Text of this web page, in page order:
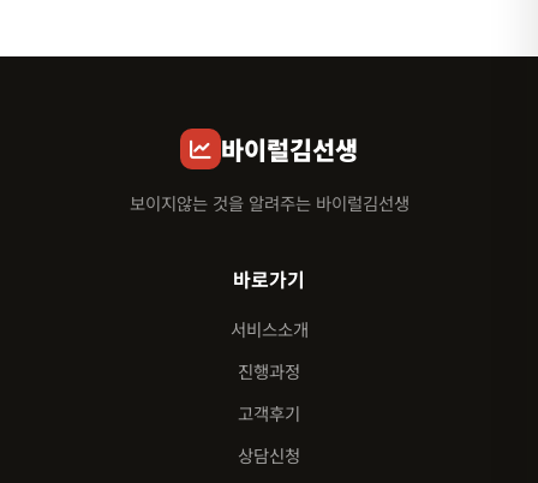
바이럴김선생
보이지않는 것을 알려주는 바이럴김선생
바로가기
서비스소개
진행과정
고객후기
상담신청